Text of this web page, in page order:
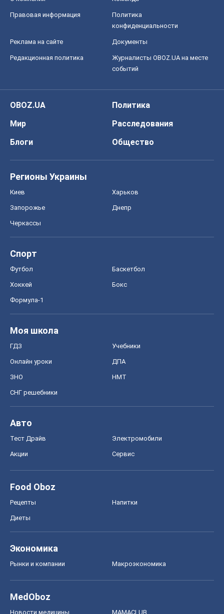
Правовая информация
Политика
конфиденциальности
Реклама на сайте Документы
Редакционная политика
Журналисты OBOZ.UA на месте
событий
OBOZ.UA
Политика
Мир
Расследования
Блоги
Общество
Регионы Украины
Киев Харьков
Запорожье Днепр
Черкассы
Спорт
Футбол Баскетбол
Хоккей Бокс
Формула-1
Моя школа
ГДЗ Учебники
Онлайн уроки ДПА
ЗНО НМТ
СНГ решебники
Авто
Тест Драйв Электромобили
Акции Сервис
Food Oboz
Рецепты Напитки
Диеты
Экономика
Рынки и компании Mакроэкономика
MedOboz
Новости медицины MAMACLUB